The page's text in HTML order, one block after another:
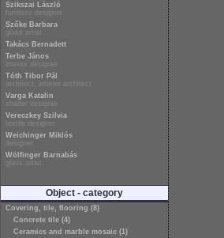
Szikszai László
furniture designer
Szőke Barbara
glass artist
Takács Bernadett
Terbe János
interior designer
Tóth Tibor Pál
architect, interior architect
Varga Katalin
shader designer
Vereczkey Szilvia
textile designer
Weichinger Miklós
designer
Wölfinger Barnabás
glass artist
Object - category
Covering, tile, flooring (8)
Concrete tile (4)
Ceramics and marble mosaic (1)